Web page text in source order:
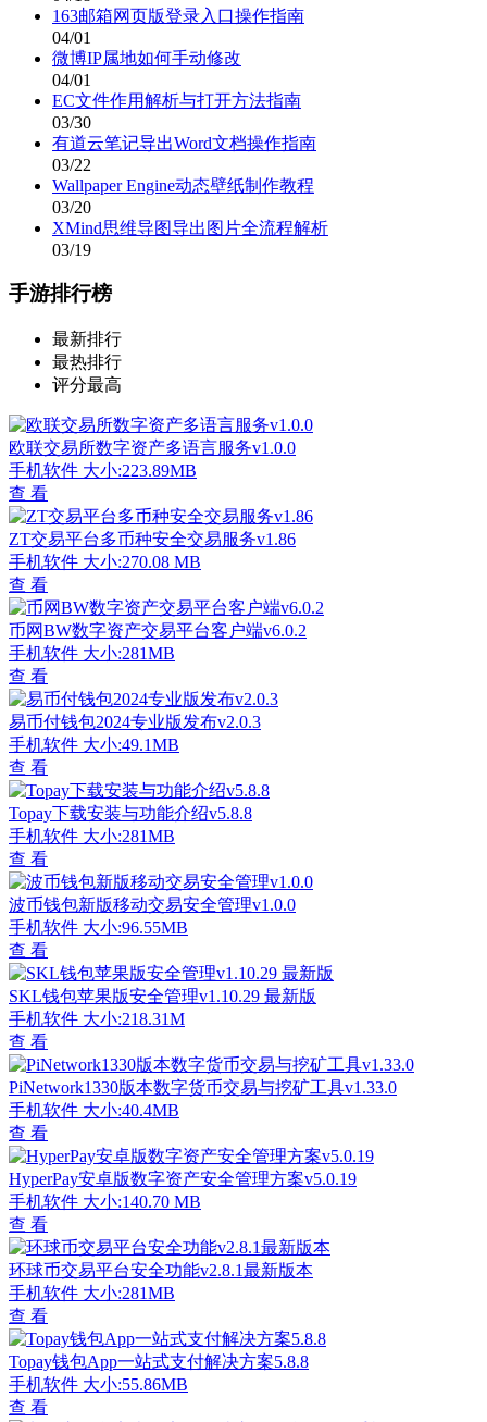
163邮箱网页版登录入口操作指南
04/01
微博IP属地如何手动修改
04/01
EC文件作用解析与打开方法指南
03/30
有道云笔记导出Word文档操作指南
03/22
Wallpaper Engine动态壁纸制作教程
03/20
XMind思维导图导出图片全流程解析
03/19
手游排行榜
最新排行
最热排行
评分最高
欧联交易所数字资产多语言服务v1.0.0
手机软件 大小:223.89MB
查 看
ZT交易平台多币种安全交易服务v1.86
手机软件 大小:270.08 MB
查 看
币网BW数字资产交易平台客户端v6.0.2
手机软件 大小:281MB
查 看
易币付钱包2024专业版发布v2.0.3
手机软件 大小:49.1MB
查 看
Topay下载安装与功能介绍v5.8.8
手机软件 大小:281MB
查 看
波币钱包新版移动交易安全管理v1.0.0
手机软件 大小:96.55MB
查 看
SKL钱包苹果版安全管理v1.10.29 最新版
手机软件 大小:218.31M
查 看
PiNetwork1330版本数字货币交易与挖矿工具v1.33.0
手机软件 大小:40.4MB
查 看
HyperPay安卓版数字资产安全管理方案v5.0.19
手机软件 大小:140.70 MB
查 看
环球币交易平台安全功能v2.8.1最新版本
手机软件 大小:281MB
查 看
Topay钱包App一站式支付解决方案5.8.8
手机软件 大小:55.86MB
查 看